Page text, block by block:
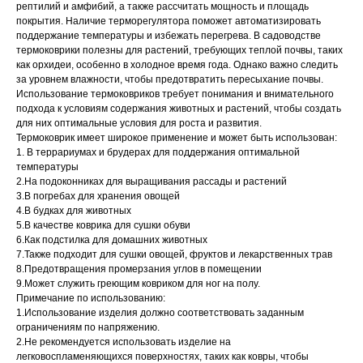
рептилий и амфибий, а также рассчитать мощность и площадь
покрытия. Наличие терморегулятора поможет автоматизировать
поддержание температуры и избежать перегрева. В садоводстве
термоковрики полезны для растений, требующих теплой почвы, таких
как орхидеи, особенно в холодное время года. Однако важно следить
за уровнем влажности, чтобы предотвратить пересыхание почвы.
Использование термоковриков требует понимания и внимательного
подхода к условиям содержания животных и растений, чтобы создать
для них оптимальные условия для роста и развития.
Термоковрик имеет широкое применение и может быть использован:
1. В террариумах и брудерах для поддержания оптимальной
температуры
2.На подоконниках для выращивания рассады и растений
3.В погребах для хранения овощей
4.В будках для животных
5.В качестве коврика для сушки обуви
6.Как подстилка для домашних животных
7.Также подходит для сушки овощей, фруктов и лекарственных трав
8.Предотвращения промерзания углов в помещении
9.Может служить греющим ковриком для ног на полу.
Примечание по использованию:
1.Использование изделия должно соответствовать заданным
ограничениям по напряжению.
2.Не рекомендуется использовать изделие на
легковоспламеняющихся поверхностях, таких как ковры, чтобы